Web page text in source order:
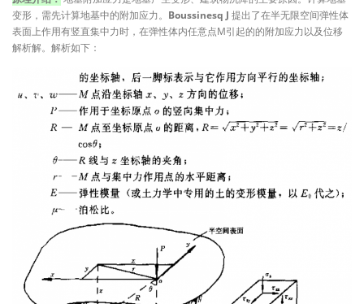
变形，需先计算地基中的附加应力。 Boussinesq J 提出了在半无限空间弹性体
表面上作用有竖直集中力时，在弹性体内任意点M引起的的附加应力以及位移
解析解。解析如下：